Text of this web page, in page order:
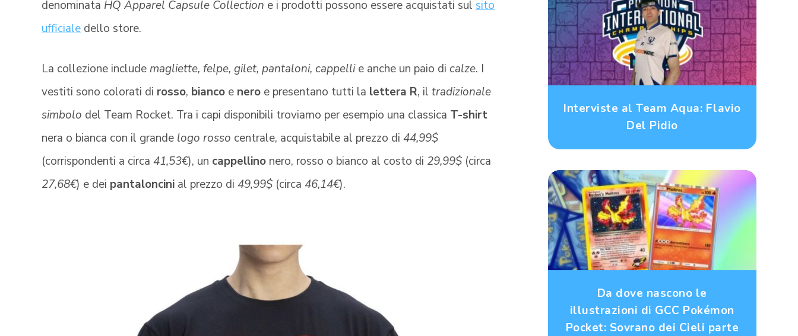
denominata HQ Apparel Capsule Collection e i prodotti possono essere acquistati sul sito
ufficiale dello store.
La collezione includemagliette, felpe, gilet, pantaloni, cappellie anche un paio di calze. I
vestiti sono colorati di rosso, bianco e nero e presentano tutti la lettera R, il tradizionale
simbolo del Team Rocket. Tra i capi disponibili troviamo per esempio una classica T-shirt
nera o bianca con il grande logo rosso centrale, acquistabile al prezzo di 44,99$
(corrispondenti a circa 41,53€), un cappellino nero, rosso o bianco al costo di 29,99$ (circa
27,68€) e dei pantaloncini al prezzo di 49,99$ (circa 46,14€).
Interviste al Team Aqua: Flavio
Del Pidio
Da dove nascono le
illustrazioni di GCC Pokémon
Pocket: Sovrano dei Cieli parte